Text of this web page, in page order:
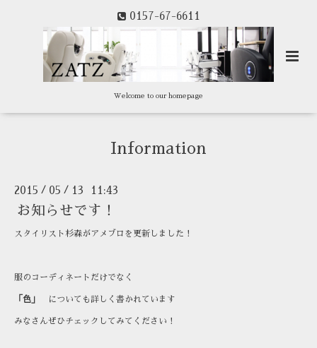
0157-67-6611
Welcome to our homepage
Information
2015 / 05 / 13 11:43
お知らせです！
スタイリスト杉森がアメブロを更新しました！
服のコーディネートだけでなく
「色」 についても詳しく書かれています
みなさんぜひチェックしてみてください！